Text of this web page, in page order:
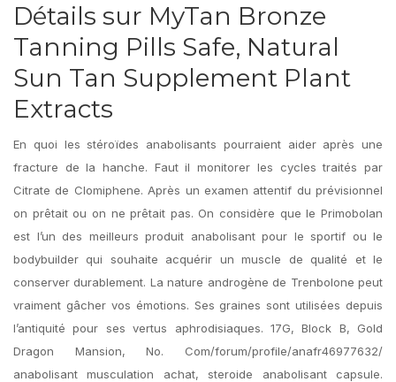
Détails sur MyTan Bronze
Tanning Pills Safe, Natural
Sun Tan Supplement Plant
Extracts
En quoi les stéroïdes anabolisants pourraient aider après une
fracture de la hanche. Faut il monitorer les cycles traités par
Citrate de Clomiphene. Après un examen attentif du prévisionnel
on prêtait ou on ne prêtait pas. On considère que le Primobolan
est l’un des meilleurs produit anabolisant pour le sportif ou le
bodybuilder qui souhaite acquérir un muscle de qualité et le
conserver durablement. La nature androgène de Trenbolone peut
vraiment gâcher vos émotions. Ses graines sont utilisées depuis
l’antiquité pour ses vertus aphrodisiaques. 17G, Block B, Gold
Dragon Mansion, No. Com/forum/profile/anafr46977632/
anabolisant musculation achat, steroide anabolisant capsule.